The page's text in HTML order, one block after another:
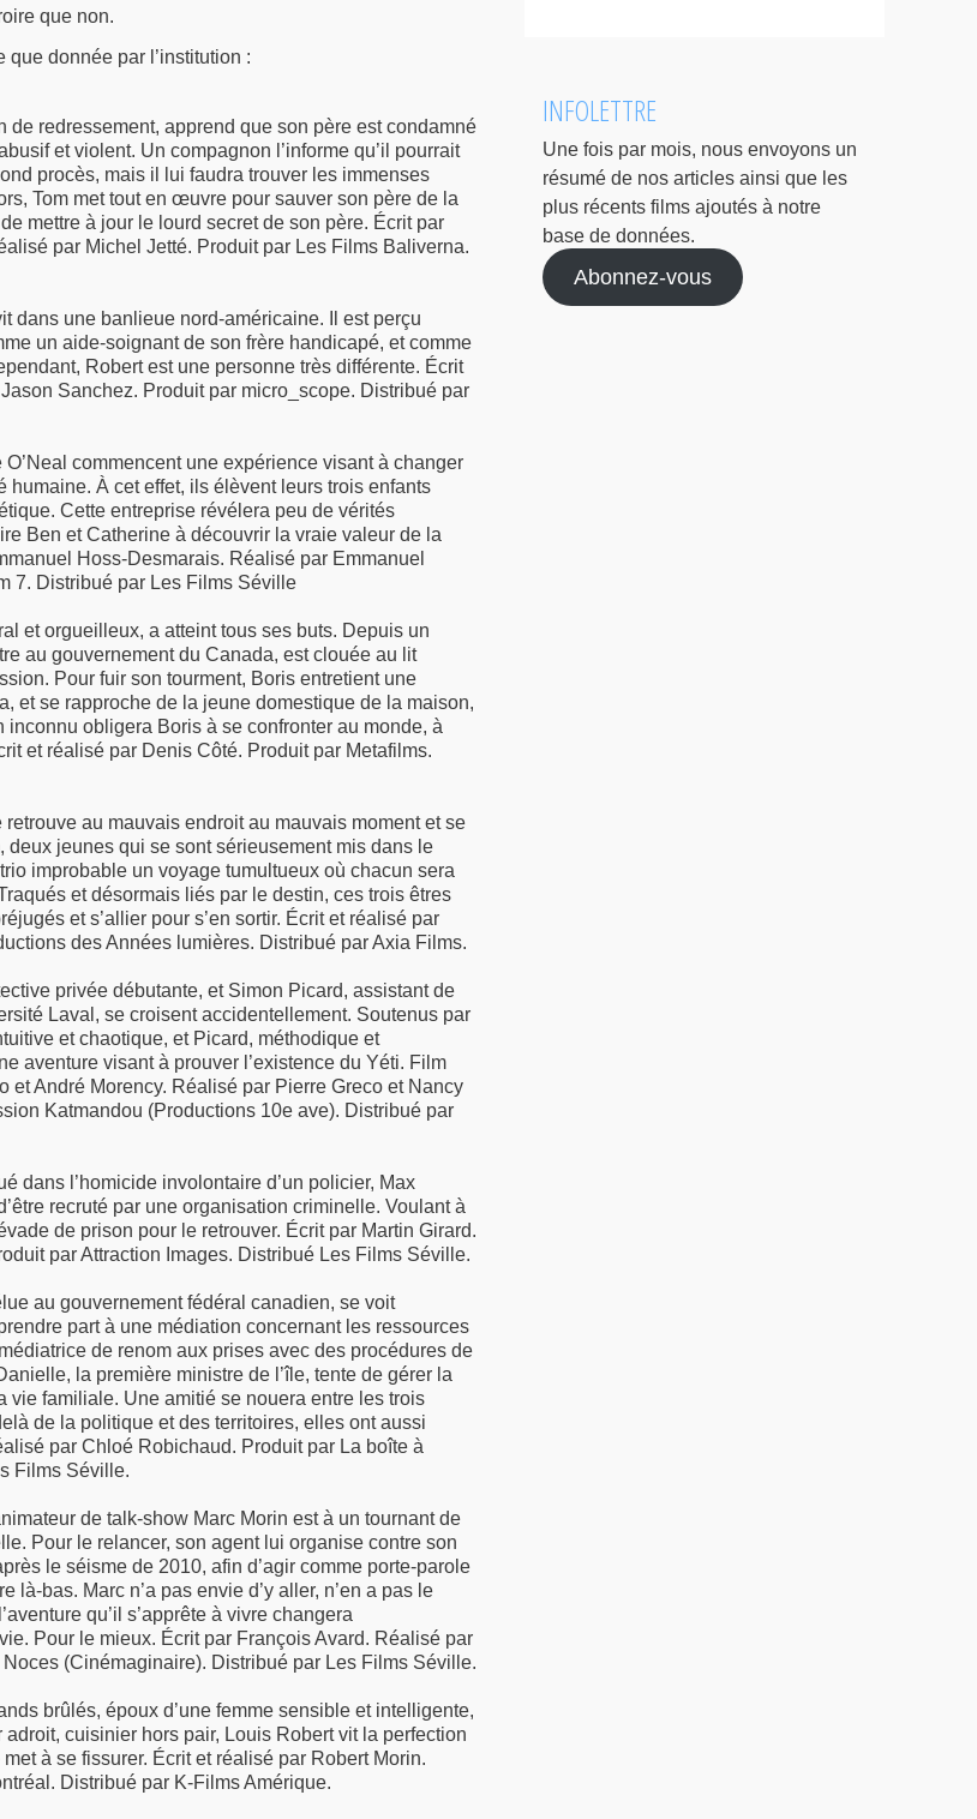
que non.
donnée par l’institution :
de redressement, apprend que son père est condamné
et violent. Un compagnon l’informe qu’il pourrait
procès, mais il lui faudra trouver les immenses
Tom met tout en œuvre pour sauver son père de la
mettre à jour le lourd secret de son père. Écrit par
par Michel Jetté. Produit par Les Films Baliverna.
dans une banlieue nord-américaine. Il est perçu
un aide-soignant de son frère handicapé, et comme
Robert est une personne très différente. Écrit
Sanchez. Produit par micro_scope. Distribué par
commencent une expérience visant à changer
humaine. À cet effet, ils élèvent leurs trois enfants
Cette entreprise révélera peu de vérités
Ben et Catherine à découvrir la vraie valeur de la
Hoss-Desmarais. Réalisé par Emmanuel
7. Distribué par Les Films Séville
et orgueilleux, a atteint tous ses buts. Depuis un
au gouvernement du Canada, est clouée au lit
Pour fuir son tourment, Boris entretient une
et se rapproche de la jeune domestique de la maison,
inconnu obligera Boris à se confronter au monde, à
et réalisé par Denis Côté. Produit par Metafilms.
retrouve au mauvais endroit au mauvais moment et se
jeunes qui se sont sérieusement mis dans le
improbable un voyage tumultueux où chacun sera
et désormais liés par le destin, ces trois êtres
et s’allier pour s’en sortir. Écrit et réalisé par
des Années lumières. Distribué par Axia Films.
privée débutante, et Simon Picard, assistant de
Laval, se croisent accidentellement. Soutenus par
et chaotique, et Picard, méthodique et
aventure visant à prouver l’existence du Yéti. Film
et André Morency. Réalisé par Pierre Greco et Nancy
Katmandou (Productions 10e ave). Distribué par
dans l’homicide involontaire d’un policier, Max
recruté par une organisation criminelle. Voulant à
de prison pour le retrouver. Écrit par Martin Girard.
par Attraction Images. Distribué Les Films Séville.
au gouvernement fédéral canadien, se voit
part à une médiation concernant les ressources
de renom aux prises avec des procédures de
la première ministre de l’île, tente de gérer la
vie familiale. Une amitié se nouera entre les trois
de la politique et des territoires, elles ont aussi
par Chloé Robichaud. Produit par La boîte à
Films Séville.
de talk-show Marc Morin est à un tournant de
Pour le relancer, son agent lui organise contre son
le séisme de 2010, afin d’agir comme porte-parole
là-bas. Marc n’a pas envie d’y aller, n’en a pas le
qu’il s’apprête à vivre changera
Pour le mieux. Écrit par François Avard. Réalisé par
(Cinémaginaire). Distribué par Les Films Séville.
brûlés, époux d’une femme sensible et intelligente,
adroit, cuisinier hors pair, Louis Robert vit la perfection
à se fissurer. Écrit et réalisé par Robert Morin.
Distribué par K-Films Amérique.
INFOLETTRE
Une fois par mois, nous envoyons un
résumé de nos articles ainsi que les
plus récents films ajoutés à notre
base de données.
Abonnez-vous